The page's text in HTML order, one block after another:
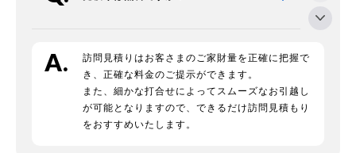
引越先の住所がまだ確定していないので
すが 見積り依頼はできるでしょうか？
急な引越なんですが、見積り・引越の
訪問見積りはお客さまのご家財量を正確に把握で
き、正確な料金のご提示ができます。
また、細かな打合せによってスムーズなお引越し
が可能となりますので、できるだけ訪問見積もり
をおすすめいたします。